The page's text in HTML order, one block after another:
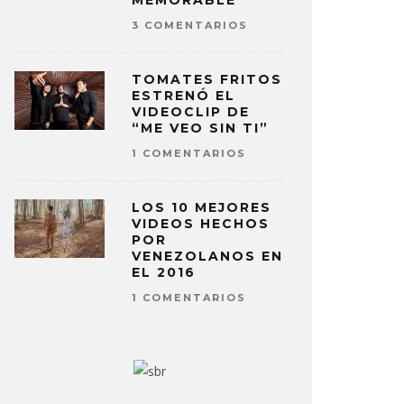
3 COMENTARIOS
TOMATES FRITOS
ESTRENÓ EL
VIDEOCLIP DE
“ME VEO SIN TI”
1 COMENTARIOS
LOS 10 MEJORES
VIDEOS HECHOS
POR
VENEZOLANOS EN
EL 2016
1 COMENTARIOS